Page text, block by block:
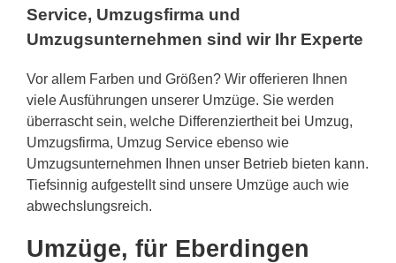
Service, Umzugsfirma und
Umzugsunternehmen sind wir Ihr Experte
Vor allem Farben und Größen? Wir offerieren Ihnen
viele Ausführungen unserer Umzüge. Sie werden
überrascht sein, welche Differenziertheit bei Umzug,
Umzugsfirma, Umzug Service ebenso wie
Umzugsunternehmen Ihnen unser Betrieb bieten kann.
Tiefsinnig aufgestellt sind unsere Umzüge auch wie
abwechslungsreich.
Umzüge, für Eberdingen